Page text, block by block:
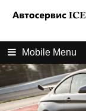
Mobile Menu